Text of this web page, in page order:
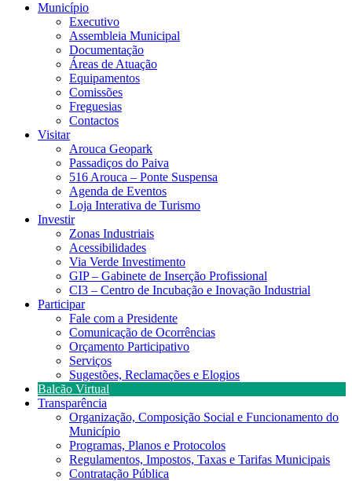
Município
Executivo
Assembleia Municipal
Documentação
Áreas de Atuação
Equipamentos
Comissões
Freguesias
Contactos
Visitar
Arouca Geopark
Passadiços do Paiva
516 Arouca – Ponte Suspensa
Agenda de Eventos
Loja Interativa de Turismo
Investir
Zonas Industriais
Acessibilidades
Via Verde Investimento
GIP – Gabinete de Inserção Profissional
CI3 – Centro de Incubação e Inovação Industrial
Participar
Fale com a Presidente
Comunicação de Ocorrências
Orçamento Participativo
Serviços
Sugestões, Reclamações e Elogios
Balcão Virtual
Transparência
Organização, Composição Social e Funcionamento do
Município
Programas, Planos e Protocolos
Regulamentos, Impostos, Taxas e Tarifas Municipais
Contratação Pública